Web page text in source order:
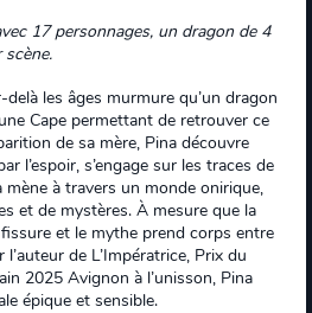
17 personnages, un dragon de 4
les âges murmure qu’un dragon
Cape permettant de retrouver ce
de sa mère, Pina découvre
l’espoir, s’engage sur les traces de
à travers un monde onirique,
et de mystères. À mesure que la
et le mythe prend corps entre
de L’Impératrice, Prix du
2025 Avignon à l’unisson, Pina
épique et sensible.